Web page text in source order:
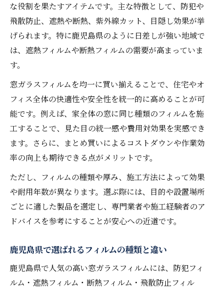
な役割を果たすアイテムです。主な特徴として、防犯や
飛散防止、遮熱や断熱、紫外線カット、目隠し効果が挙
げられます。特に鹿児島県のように日差しが強い地域で
は、遮熱フィルムや断熱フィルムの需要が高まっていま
す。
窓ガラスフィルムを均一に買い揃えることで、住宅やオ
フィス全体の快適性や安全性を統一的に高めることが可
能です。例えば、家全体の窓に同じ種類のフィルムを施
工することで、見た目の統一感や費用対効果を実感でき
ます。さらに、まとめ買いによるコストダウンや作業効
率の向上も期待できる点がメリットです。
ただし、フィルムの種類や厚み、施工方法によって効果
や耐用年数が異なります。選ぶ際には、目的や設置場所
ごとに適した製品を選定し、専門業者や施工経験者のア
ドバイスを参考にすることが安心への近道です。
鹿児島県で選ばれるフィルムの種類と違い
鹿児島県で人気の高い窓ガラスフィルムには、防犯フィ
ルム・遮熱フィルム・断熱フィルム・飛散防止フィル